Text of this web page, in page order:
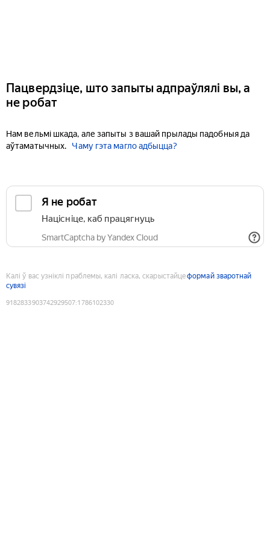
Пацвердзіце, што запыты адпраўлялі вы, а
не робат
Нам вельмі шкада, але запыты з вашай прылады падобныя да
аўтаматычных.
Чаму гэта магло адбыцца?
Я не робат
Націсніце, каб працягнуць
SmartCaptcha by Yandex Cloud
Калі ў вас узніклі праблемы, калі ласка, скарыстайцеформай зваротнай
сувязі
9182833903742929507:1786102330